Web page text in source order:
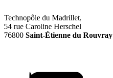
Technopôle du Madrillet,
54 rue Caroline Herschel
76800 Saint-Étienne du Rouvray